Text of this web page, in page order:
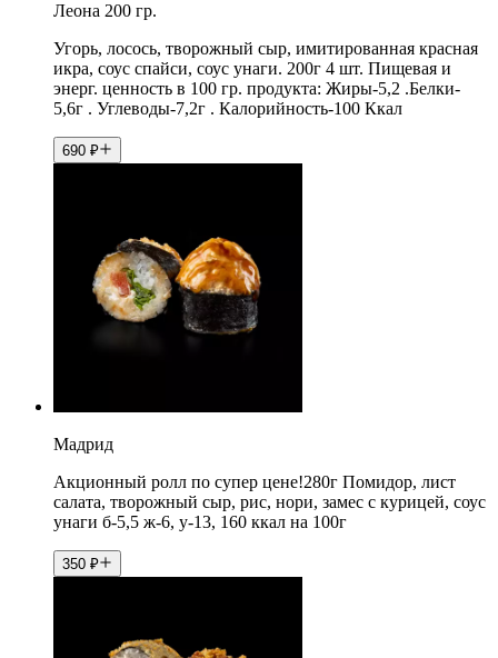
Леона 200 гр.
Угорь, лосось, творожный сыр, имитированная красная
икра, соус спайси, соус унаги. 200г 4 шт. Пищевая и
энерг. ценность в 100 гр. продукта: Жиры-5,2 .Белки-
5,6г . Углеводы-7,2г . Калорийность-100 Ккал
690 ₽
Мадрид
Акционный ролл по супер цене!280г Помидор, лист
салата, творожный сыр, рис, нори, замес с курицей, соус
унаги б-5,5 ж-6, у-13, 160 ккал на 100г
350 ₽